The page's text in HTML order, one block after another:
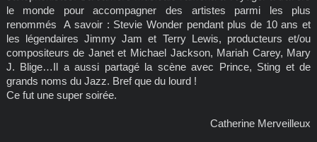
le monde pour accompagner des artistes parmi les plus
renommés A savoir : Stevie Wonder pendant plus de 10 ans et
les légendaires Jimmy Jam et Terry Lewis, producteurs et/ou
compositeurs de Janet et Michael Jackson, Mariah Carey, Mary
J. Blige…Il a aussi partagé la scène avec Prince, Sting et de
grands noms du Jazz. Bref que du lourd !
Ce fut une super soirée.
Catherine Merveilleux